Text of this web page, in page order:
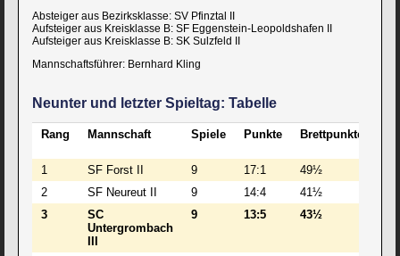
Absteiger aus Bezirksklasse: SV Pfinztal II
Aufsteiger aus Kreisklasse B: SF Eggenstein-Leopoldshafen II
Aufsteiger aus Kreisklasse B: SK Sulzfeld II
Mannschaftsführer: Bernhard Kling
Neunter und letzter Spieltag: Tabelle
Rang Mannschaft Spiele Punkte Brettpunkte
1 SF Forst II 9 17:1 49½
2
SF Neureut II 9 14:4 41½
3
SC
Untergrombach
9 13:5 43½